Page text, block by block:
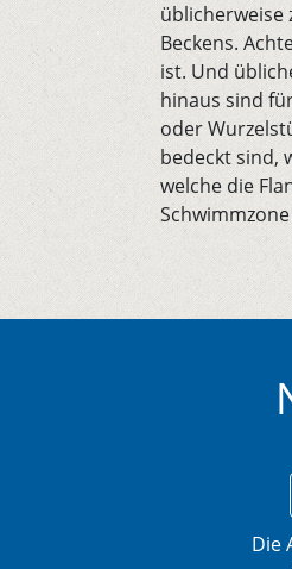
üblicherweise
Beckens.
ist. Und
hinaus sind
oder
bedeckt sind,
welche die
Die